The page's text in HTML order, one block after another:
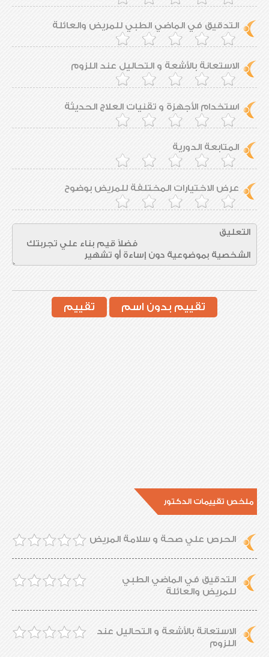
التدقيق في الماضي الطبي للمريض والعائلة
الاستعانة بالأشعة و التحاليل عند اللزوم
استخدام الأجهزة و تقنيات العلاج الحديثة
المتابعة الدورية
عرض الاختيارات المختلفة للمريض بوضوح
تقييم بدون اسم تقييم
ملخص تقييمات الدكتور
الحرص علي صحة و سلامة المريض
التدقيق في الماضي الطبي
للمريض والعائلة
الاستعانة بالأشعة و التحاليل عند
اللزوم